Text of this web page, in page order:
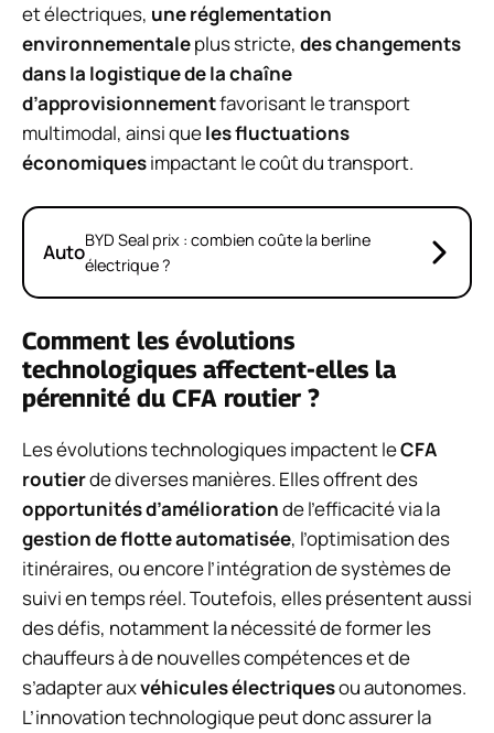
et électriques, une réglementation
environnementaleplus stricte, des changements
dans la logistique de la chaîne
d’approvisionnementfavorisant le transport
multimodal, ainsi queles fluctuations
économiquesimpactant le coût du transport.
AutoBYD Seal prix : combien coûte la berline
électrique ?
Comment les évolutions
technologiques affectent-elles la
pérennité du CFA routier ?
Les évolutions technologiques impactent leCFA
routierde diverses manières. Elles offrent des
opportunités d’améliorationde l’efficacité via la
gestion de flotte automatisée, l’optimisation des
itinéraires, ou encore l’intégration de systèmes de
suivi en temps réel. Toutefois, elles présentent aussi
des défis, notamment la nécessité de former les
chauffeurs à de nouvelles compétences et de
s’adapter auxvéhicules électriquesou autonomes.
L’innovation technologique peut donc assurer la